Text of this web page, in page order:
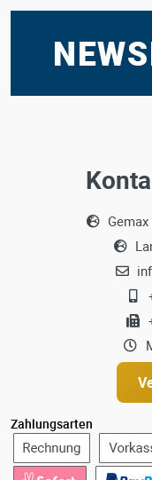
Zahlungsarten